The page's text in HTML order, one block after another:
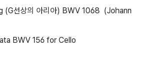
(G선상의 아리아) BWV 1068 (Johann
BWV 156 for Cello